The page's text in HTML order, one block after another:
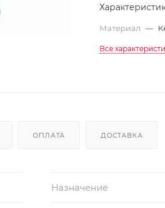
Материал —
Все
ОПЛАТА ДОСТАВКА
Назначение